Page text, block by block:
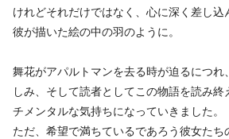
けれどそれだけではなく、心に深く差し込
彼が描いた絵の中の羽のように。
舞花がアパルトマンを去る時が迫るにつ
しみ、そして読者としてこの物語を読み
チメンタルな気持ちになっていきました。
ただ、希望で満ちているであろう彼女たち